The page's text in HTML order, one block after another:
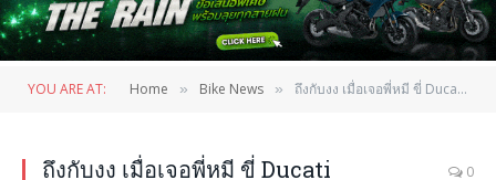
YOU ARE AT: Home » Bike News » ถึงกับงง เมื่อเจอพี่หมี ขี่ Ducati Scrambler
ถึงกับงง เมื่อเจอพี่หมี ขี่ Ducati
0